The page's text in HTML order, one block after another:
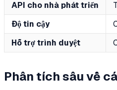
API cho nhà phát triển
Độ tin cậy
Hỗ trợ trình duyệt
Phân tích sâu về